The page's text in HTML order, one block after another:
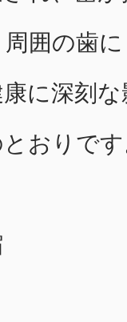
囲の歯
に深刻
おりで